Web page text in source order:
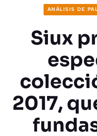
ANÁLISIS DE
Siux
2017,